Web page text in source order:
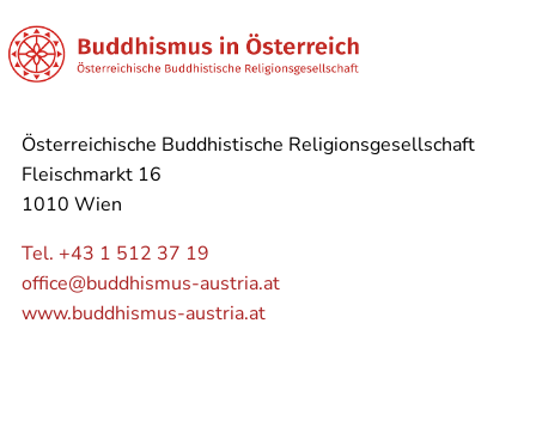
Österreichische Buddhistische Religionsgesellschaft
Fleischmarkt 16
1010 Wien
Tel. +43 1 512 37 19
office@buddhismus-austria.at
www.buddhismus-austria.at